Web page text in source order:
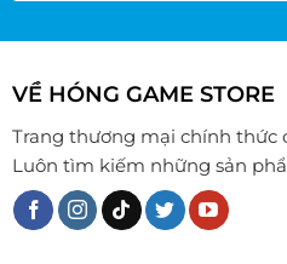
VỀ HÓNG GAME STORE
Trang thương mại chính thức
Luôn tìm kiếm những sản